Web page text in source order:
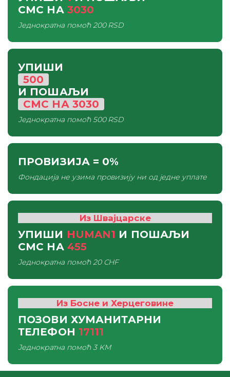
СМС НА 3030
Једнократна помоћ200 RSD
УПИШИ
500
И ПОШАЉИ
СМС НА3030
Једнократна помоћ500 RSD
ПРОВИЗИЈА = 0%
Фондација не узима провизију ни од једне уплате
Из Швајцарске
УПИШИ HUMAN1 И ПОШАЉИ
СМС НА 455
Једнократна помоћ20 CHF
Из Босне и Херцеговине
ПОЗОВИ ХУМАНИТАРНИ
ТЕЛЕФОН 17111
Једнократна помоћ3 KM